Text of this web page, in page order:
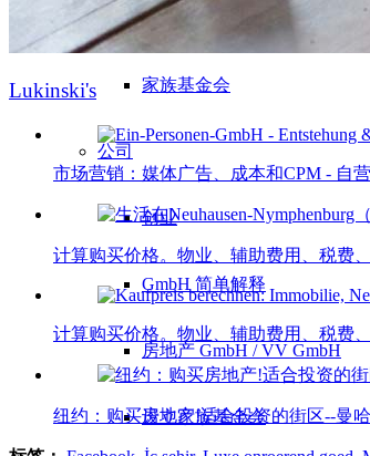
10 条黄金法则
家族基金会
公司
创业
GmbH 简单解释
房地产 GmbH / VV GmbH
设立家族基金会
Lukinski's
市场营销：媒体广告、成本和CPM - 自
计算购买价格。物业、辅助费用、税费
计算购买价格。物业、辅助费用、税费
纽约：购买房地产!适合投资的街区--曼